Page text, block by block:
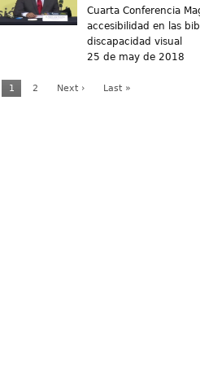
Cuarta Conferencia
accesibilidad en las
discapacidad visual
25 de may de 2018
1 2 Next › Last »